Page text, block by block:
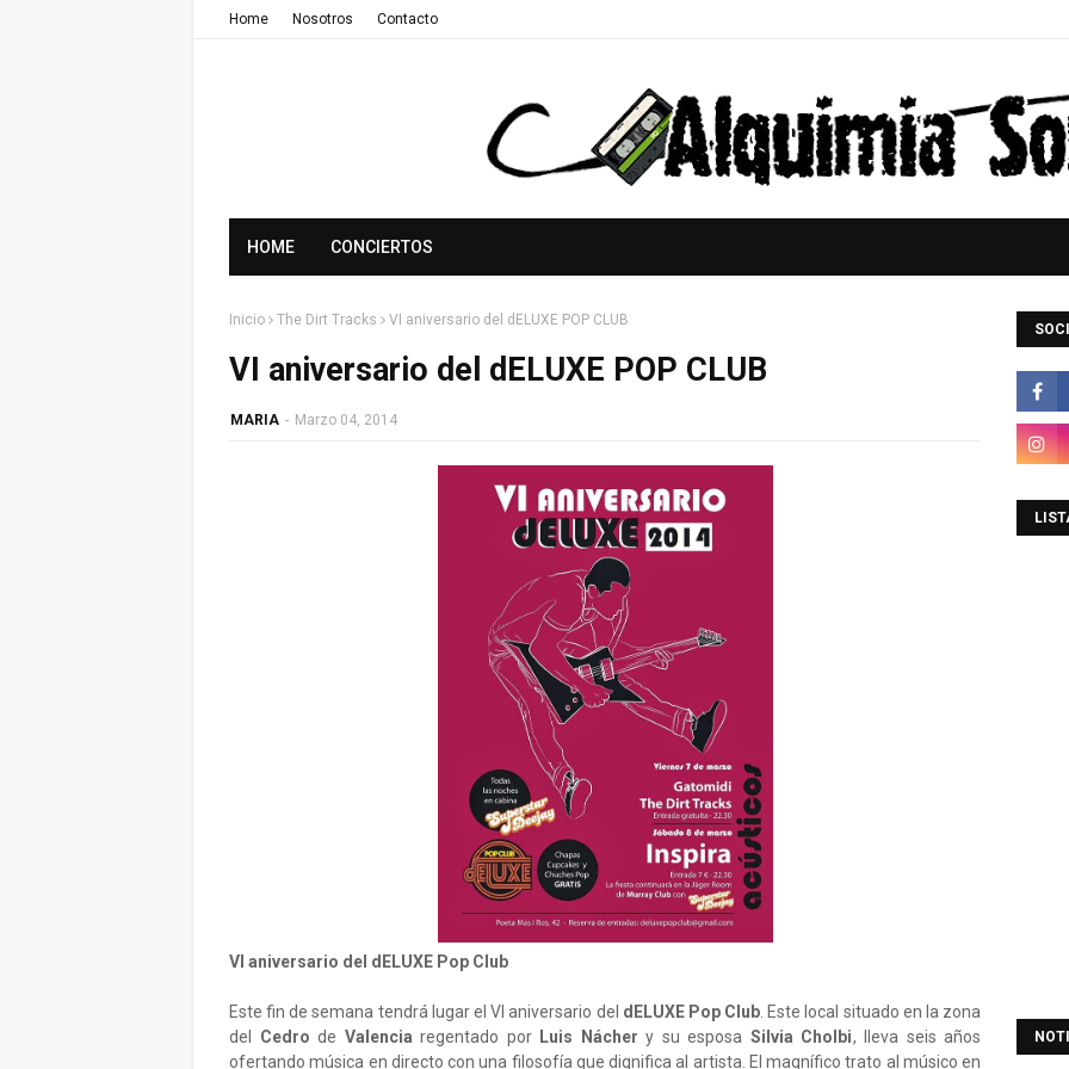
Home Nosotros Contacto
HOME CONCIERTOS
Inicio The Dirt Tracks VI aniversario del dELUXE POP CLUB
VI aniversario del dELUXE POP CLUB
MARIA - Marzo 04, 2014
VI aniversario del dELUXE Pop Club
Este fin de semana tendrá lugar el VI aniversario del dELUXE Pop Club . Este local situado en la zona
del Cedrode Valenciaregentado por Luis Nácher y su esposa Silvia Cholbi, lleva seis años
ofertando música en directo con una filosofía que dignifica al artista. El magnífico trato al músico en